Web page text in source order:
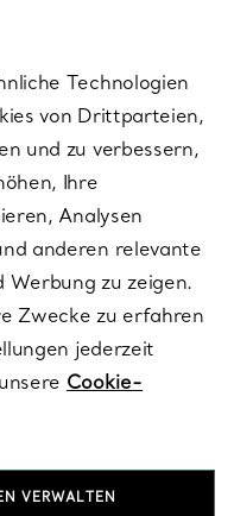
Technologien
von Drittparteien,
und zu verbessern,
Ihre
Analysen
anderen relevante
Werbung zu zeigen.
Zwecke zu erfahren
jederzeit
Cookie-
VERWALTEN